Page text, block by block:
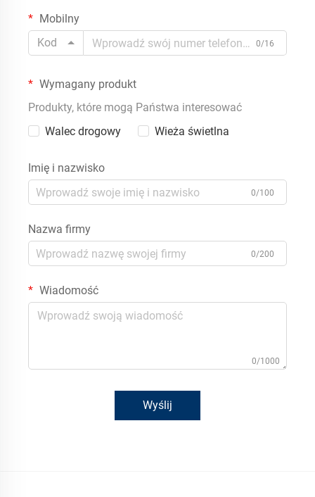
Mobilny
Kod
0/16
Wymagany produkt
Produkty, które mogą Państwa interesować
Walec drogowy
Wieża świetlna
Imię i nazwisko
0/100
Nazwa firmy
0/200
Wiadomość
0/1000
Wyślij